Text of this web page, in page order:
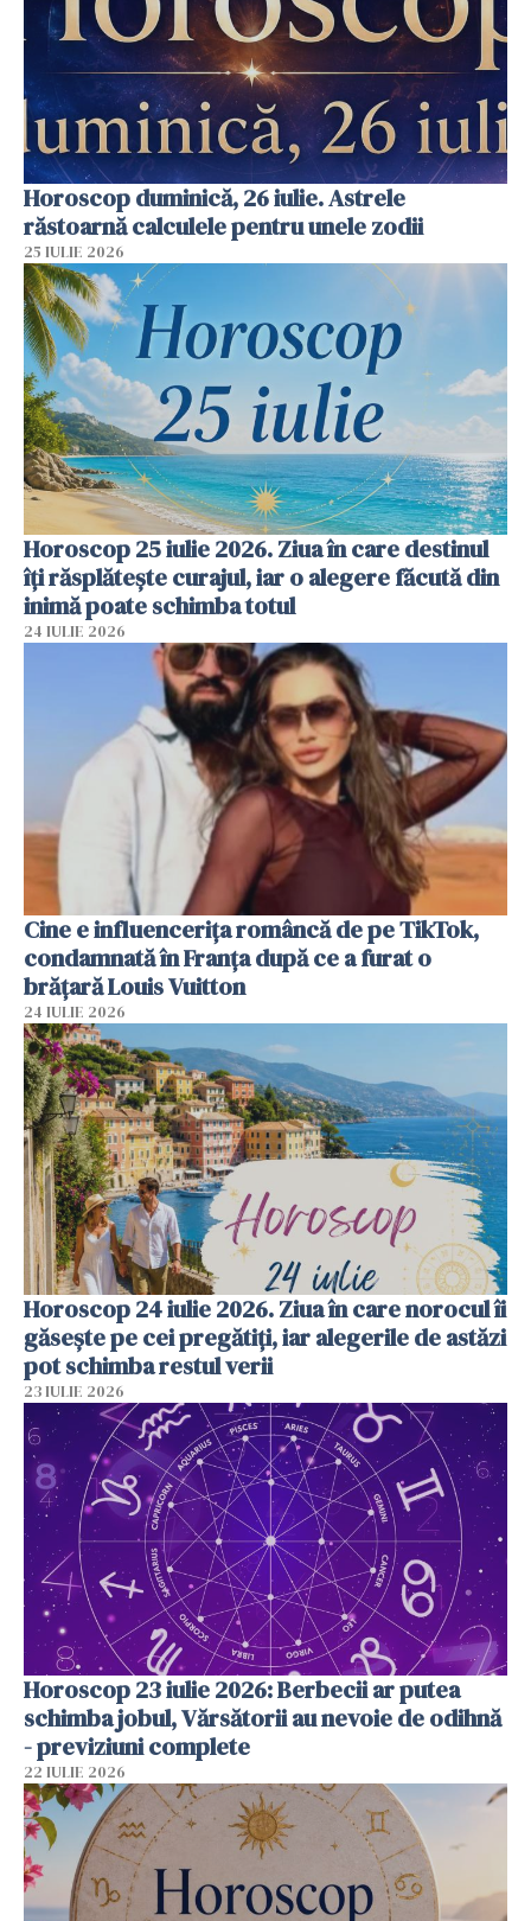
Horoscop duminică, 26 iulie. Astrele
răstoarnă calculele pentru unele zodii
25 IULIE 2026
Horoscop 25 iulie 2026. Ziua în care destinul
îți răsplătește curajul, iar o alegere făcută din
inimă poate schimba totul
24 IULIE 2026
Cine e influencerița româncă de pe TikTok,
condamnată în Franța după ce a furat o
brățară Louis Vuitton
24 IULIE 2026
Horoscop 24 iulie 2026. Ziua în care norocul îi
găsește pe cei pregătiți, iar alegerile de astăzi
pot schimba restul verii
23 IULIE 2026
Horoscop 23 iulie 2026: Berbecii ar putea
schimba jobul, Vărsătorii au nevoie de odihnă
- previziuni complete
22 IULIE 2026